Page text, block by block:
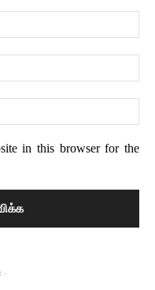
in this browser for the
-